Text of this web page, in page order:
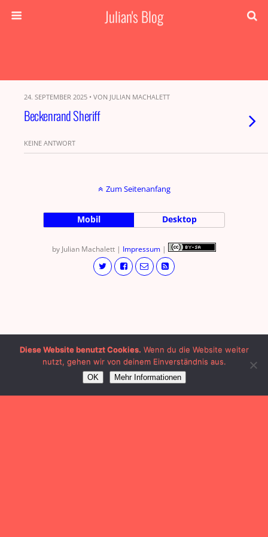
Julian's Blog
24. SEPTEMBER 2025 • VON JULIAN MACHALETT
Beckenrand Sheriff
KEINE ANTWORT
Zum Seitenanfang
Mobil Desktop
by Julian Machalett | Impressum |
Diese Website benutzt Cookies. Wenn du die Website weiter
nutzt, gehen wir von deinem Einverständnis aus.
OK Mehr Informationen